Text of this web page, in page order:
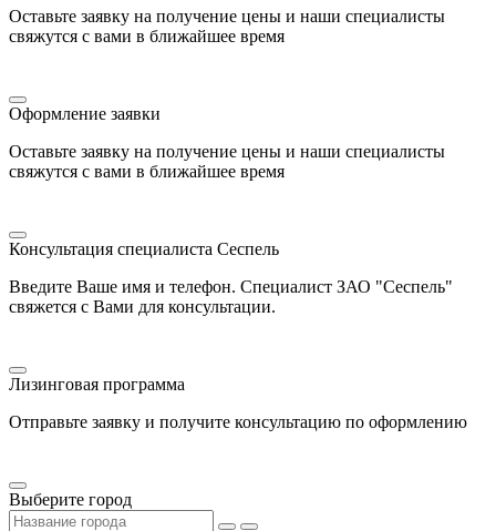
Оставьте заявку на получение цены и наши специалисты
свяжутся с вами в ближайшее время
Оформление заявки
Оставьте заявку на получение цены и наши специалисты
свяжутся с вами в ближайшее время
Консультация специалиста Сеспель
Введите Ваше имя и телефон. Специалист ЗАО "Сеспель"
свяжется с Вами для консультации.
Лизинговая программа
Отправьте заявку и получите консультацию по оформлению
Выберите город